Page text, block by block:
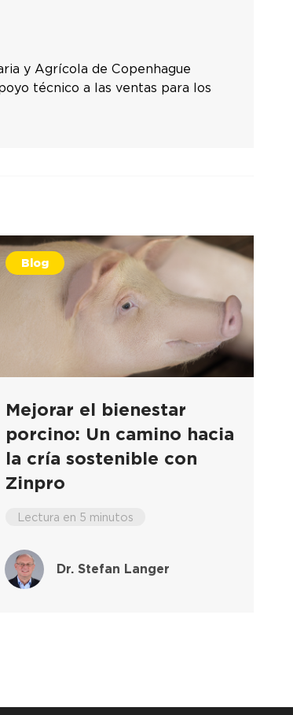
y Agrícola de Copenhague
técnico a las ventas para los
Blog
Mejorar el bienestar
porcino: Un camino hacia
la cría sostenible con
Zinpro
Lectura en 5 minutos
Dr. Stefan Langer